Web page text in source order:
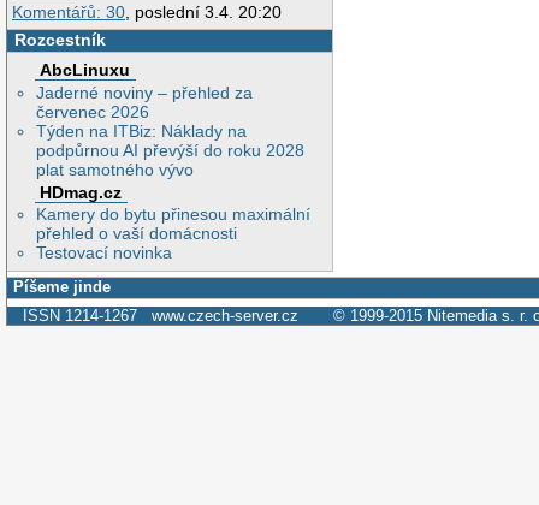
Komentářů: 30, poslední 3.4. 20:20
Rozcestník
AbcLinuxu
Jaderné noviny – přehled za
červenec 2026
Týden na ITBiz: Náklady na
podpůrnou AI převýší do roku 2028
plat samotného vývo
HDmag.cz
Kamery do bytu přinesou maximální
přehled o vaší domácnosti
Testovací novinka
Píšeme jinde
ISSN 1214-1267 www.czech-server.cz © 1999-2015 Nitemedia s. r.